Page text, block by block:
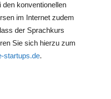
konventionellen
im Internet zudem
der Sprachkurs
Sie sich hierzu zum
startups.de.